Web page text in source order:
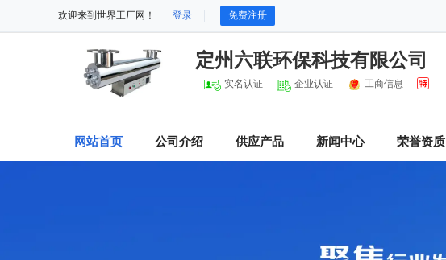
欢迎来到世界工厂网！ 登录 免费注册
定州六联环保科技有限公司
实名认证 企业认证 工商信息
网站首页 公司介绍 供应产品 新闻中心 荣誉资质